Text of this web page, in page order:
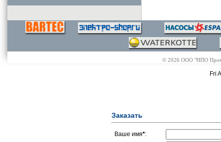
© 2026 ООО "НПО
Fri
Заказать
Ваше имя*: